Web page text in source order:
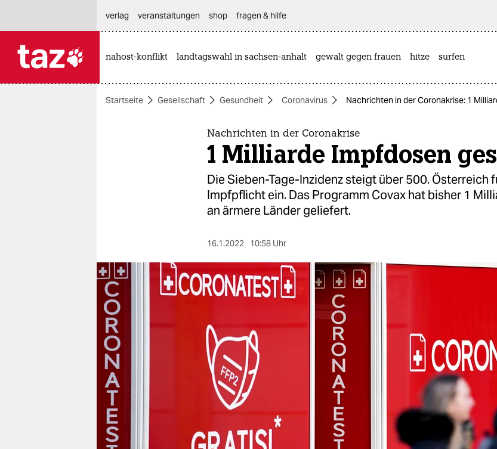
themen
berlin
nord
wahrheit
verlag
verlag
veranstaltungen
shop
fragen & hilfe
verlag
veranstaltungen shop fragen & hilfe
nahost-konflikt landtagswahl in sachsen-anhalt gewalt gegen frauen hitze surfen
Startseite Gesellschaft Gesundheit Coronavirus Nachrichten in der Coronakrise: 1
Nachrichten in der Coronakrise
1 Milliarde Impfdosen
Die Sieben-Tage-Inzidenz steigt über 500. Österreich
Impfpflicht ein. Das Programm Covax hat bisher 1
an ärmere Länder geliefert.
16.1.2022 10:58 Uhr